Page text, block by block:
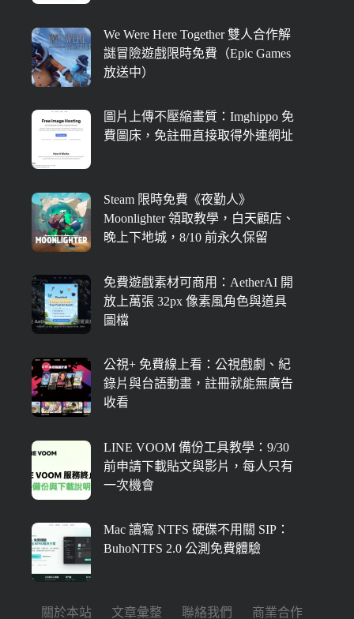
We Were Here Together 雙人合作解
謎冒險遊戲限時免費（Epic Games
放送中）
圖片上傳不壓縮畫質：Imghippo 免
費圖床，免註冊直接取得外連網址
Steam 限時免費《夜勤人》
Moonlighter 領取教學，白天顧店、
晚上下地城，8/10 前永久保留
免費遊戲素材可商用：AetherAI 開
放上萬張 32px 像素風角色與道具
圖檔
公視+ 免費線上看：公視戲劇、紀
錄片與台語動畫，註冊就能無廣告
收看
LINE VOOM 備份工具教學：9/30
前申請下載貼文與影片，每人只有
一次機會
Mac 讀寫 NTFS 硬碟不用關 SIP：
BuhoNTFS 2.0 公測免費體驗
關於本站 文章彙整 聯絡我們 商業合作